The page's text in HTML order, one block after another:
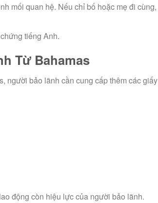
mối quan hệ. Nếu chỉ bố hoặc mẹ đi cùng,
tiếng Anh.
Từ Bahamas
người bảo lãnh cần cung cấp thêm các giấy
động còn hiệu lực của người bảo lãnh.